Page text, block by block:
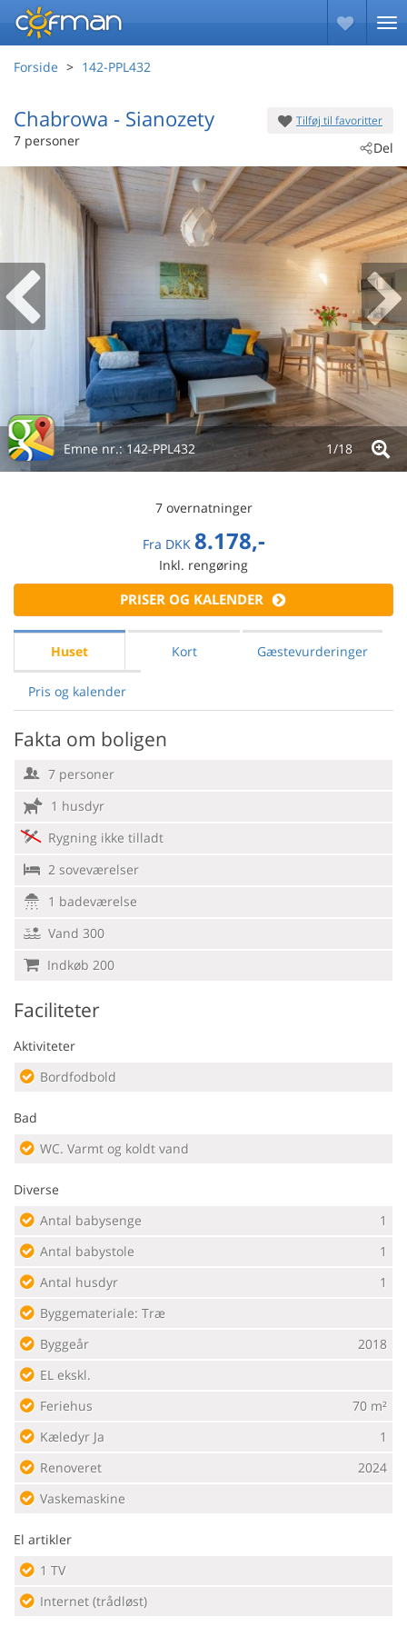
Forside 142-PPL432
Tilføj til favoritter
Del
Chabrowa - Sianozety
7 personer
Emne nr.:142-PPL432 1/18
7 overnatninger
Fra DKK 8.178,-
Inkl. rengøring
PRISER OG KALENDER
Huset Kort Gæstevurderinger
Pris og kalender
Fakta om boligen
7 personer
1 husdyr
Rygning ikke tilladt
2 soveværelser
1 badeværelse
Vand 300
Indkøb 200
Faciliteter
Aktiviteter
Bordfodbold
Bad
WC. Varmt og koldt vand
Diverse
Antal babysenge
1
Antal babystole
1
Antal husdyr
1
Byggemateriale: Træ
Byggeår
2018
EL ekskl.
Feriehus
70 m²
Kæledyr Ja
1
Renoveret
2024
Vaskemaskine
El artikler
1 TV
Internet (trådløst)